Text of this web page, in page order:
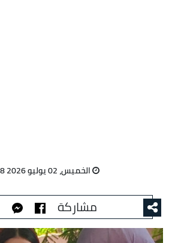
الخميس، 02 يوليو 2026 07:28 م
مشاركة